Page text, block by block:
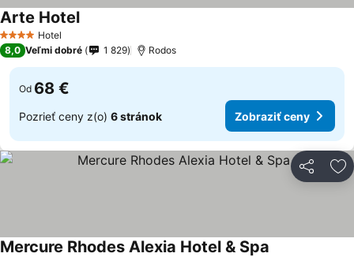
4 Počet hviezdičiek
Hotel
Arte Hotel
8,0 Veľmi dobré 1 829 Rodos
Od 68 €
Pozrieť ceny z(o) 6 stránok Zobraziť ceny
Zdieľať
Mercure Rhodes Alexia Hotel & Spa